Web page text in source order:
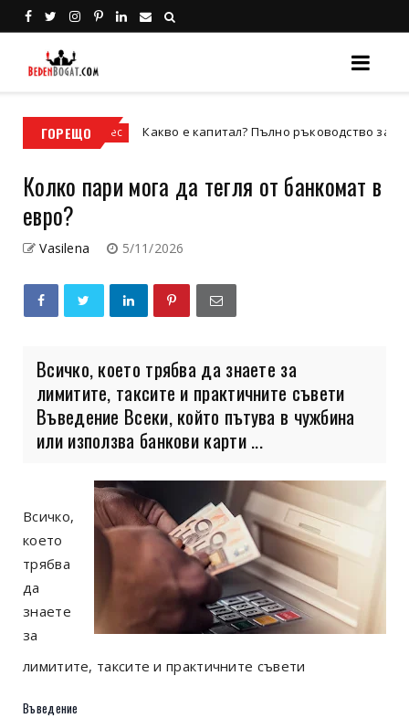
ГОРЕЩО
Бизнес Какво е капитал? Пълно ръководство за видовете
Колко пари мога да тегля от банкомат в
евро?
Vasilena 5/11/2026
Всичко, което трябва да знаете за
лимитите, таксите и практичните съвети
Въведение Всеки, който пътува в чужбина
или използва банкови карти ...
Всичко,
което
трябва
да
знаете
за
лимитите, таксите и практичните съвети
Въведение